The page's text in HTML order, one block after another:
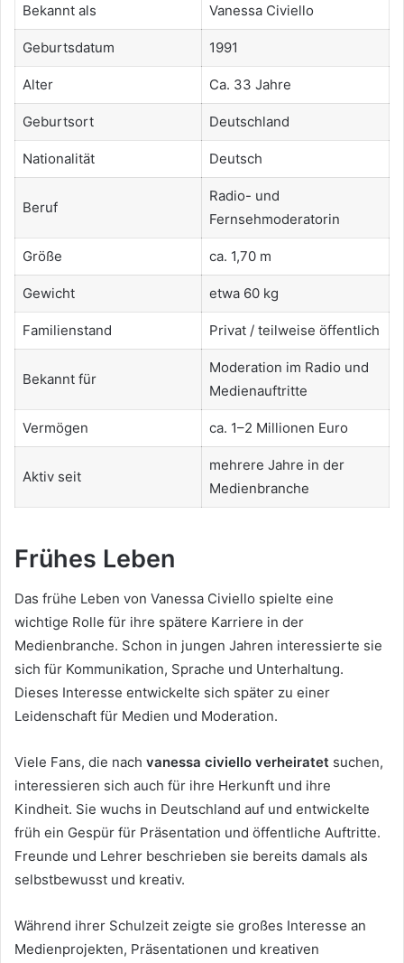
Bekannt als Vanessa Civiello
Geburtsdatum 1991
Alter Ca. 33 Jahre
Geburtsort Deutschland
Nationalität Deutsch
Beruf
Radio- und
Fernsehmoderatorin
Größe ca. 1,70 m
Gewicht etwa 60 kg
Familienstand Privat / teilweise öffentlich
Bekannt für
Moderation im Radio und
Medienauftritte
Vermögen ca. 1–2 Millionen Euro
Aktiv seit
mehrere Jahre in der
Medienbranche
Frühes Leben
Das frühe Leben von Vanessa Civiello spielte eine
wichtige Rolle für ihre spätere Karriere in der
Medienbranche. Schon in jungen Jahren interessierte sie
sich für Kommunikation, Sprache und Unterhaltung.
Dieses Interesse entwickelte sich später zu einer
Leidenschaft für Medien und Moderation.
Viele Fans, die nach vanessa civiello verheiratet suchen,
interessieren sich auch für ihre Herkunft und ihre
Kindheit. Sie wuchs in Deutschland auf und entwickelte
früh ein Gespür für Präsentation und öffentliche Auftritte.
Freunde und Lehrer beschrieben sie bereits damals als
selbstbewusst und kreativ.
Während ihrer Schulzeit zeigte sie großes Interesse an
Medienprojekten, Präsentationen und kreativen